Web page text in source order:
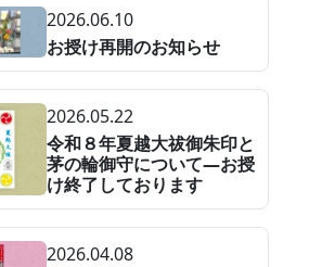
2026.06.10
お授け再開のお知らせ
2026.05.22
令和８年夏越大祓御朱印と
茅の輪御守について—お授
け終了しております
2026.04.08